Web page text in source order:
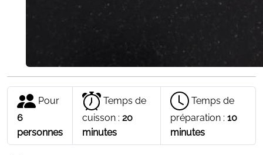
Pour
6
personnes
Temps de
cuisson : 20
minutes
Temps de
préparation : 10
minutes